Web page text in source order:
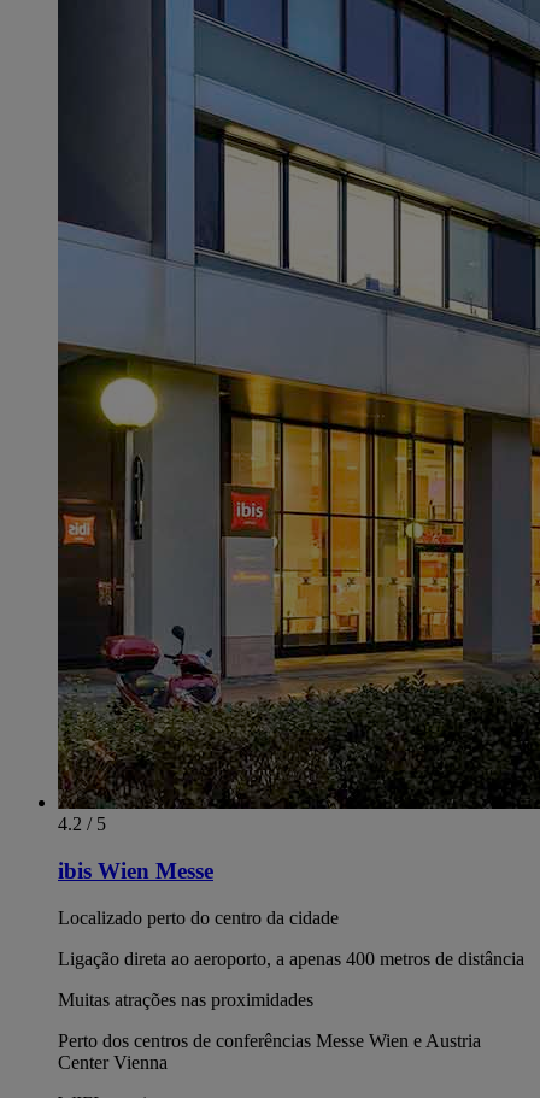
4.2 / 5
ibis Wien Messe
Localizado perto do centro da cidade
Ligação direta ao aeroporto, a apenas 400 metros de distância
Muitas atrações nas proximidades
Perto dos centros de conferências Messe Wien e Austria
Center Vienna